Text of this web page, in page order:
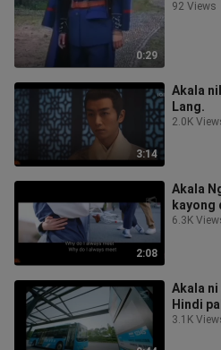
0:29
92 Views
3:14
Akala
Lang.
2.0K
2:08
Akala
kayong
6.3K
Akala
Hindi
3.1K